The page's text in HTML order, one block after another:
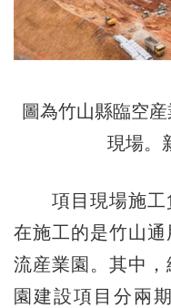
圖為竹山縣臨空
現場。
項目現場施工
在施工的是竹山
流産業園。其中
園建設項目分兩